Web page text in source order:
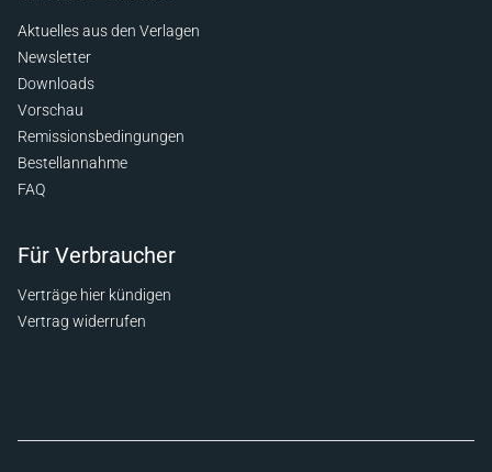
Aktuelles aus den Verlagen
Newsletter
Downloads
Vorschau
Remissionsbedingungen
Bestellannahme
FAQ
Für Verbraucher
Verträge hier kündigen
Vertrag widerrufen